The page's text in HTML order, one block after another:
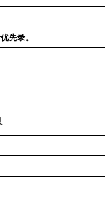
先录。